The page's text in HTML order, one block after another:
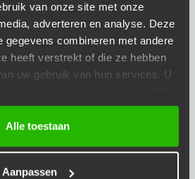
van onze site met onze
adverteren en analyse. Deze
gegevens combineren met andere
heeft verstrekt of die ze hebben
uw gebruik van hun services. U
Alle toestaan
Aanpassen
Gesloten
Gesloten
Gesloten
Gesloten
Gesloten
Gesloten